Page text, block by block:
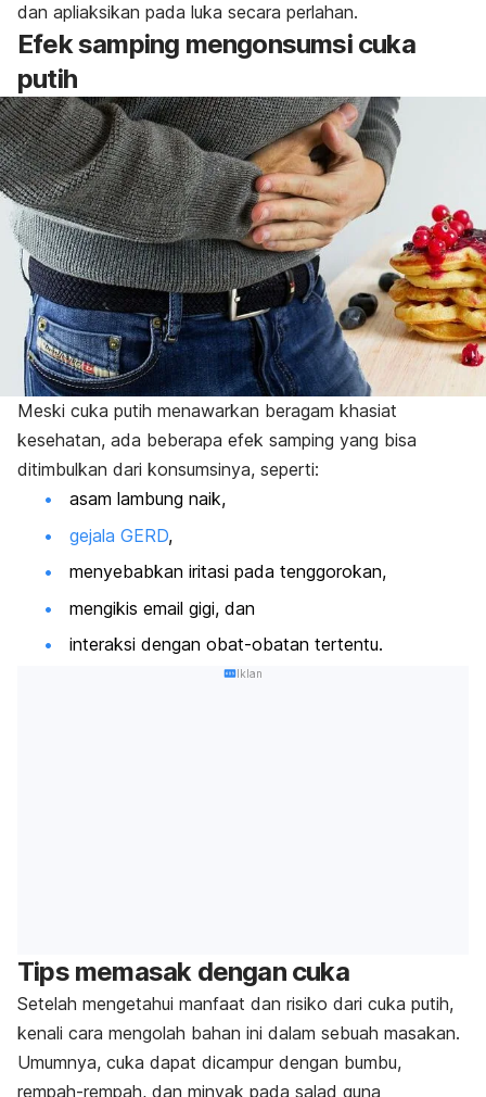
dan apliaksikan pada luka secara perlahan.
Efek samping mengonsumsi cuka
putih
Meski cuka putih menawarkan beragam khasiat
kesehatan, ada beberapa efek samping yang bisa
ditimbulkan dari konsumsinya, seperti:
asam lambung naik,
gejala GERD,
menyebabkan iritasi pada tenggorokan,
mengikis email gigi, dan
interaksi dengan obat-obatan tertentu.
Iklan
Tips memasak dengan cuka
Setelah mengetahui manfaat dan risiko dari cuka putih,
kenali cara mengolah bahan ini dalam sebuah masakan.
Umumnya, cuka dapat dicampur dengan bumbu,
rempah-rempah, dan minyak pada salad guna